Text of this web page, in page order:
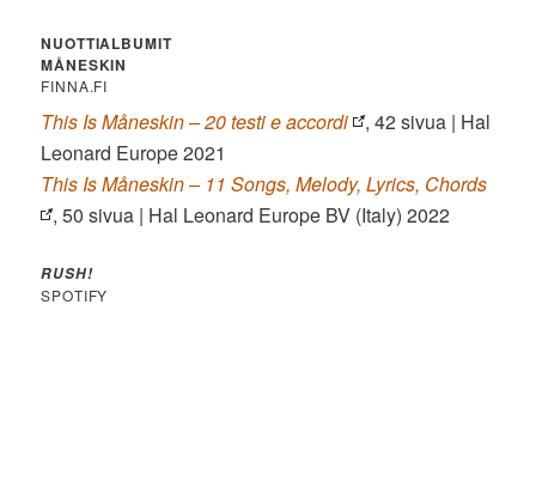
NUOTTIALBUMIT
MÅNESKIN
FINNA.FI
This Is Måneskin – 20 testi e accordi
, 42 sivua | Hal
Leonard Europe 2021
This Is Måneskin – 11 Songs, Melody, Lyrics, Chords
, 50 sivua | Hal Leonard Europe BV (Italy) 2022
RUSH!
SPOTIFY